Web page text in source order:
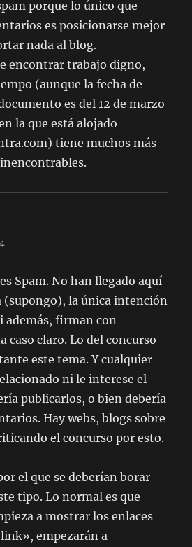
porque lo único que
es posicionarse mejor
nada al blog.
encontrar trabajo digno,
(aunque la fecha de
es del 12 de marzo
la que está alojado
tiene muchos más
Spam. No han llegado aquí
(supongo), la única intención
además, firman con
caso claro. Lo del concurso
este tema. Y cualquier
ni le interese el
publicarlos, o bien debería
Hay webs, blogs sobre
el concurso por esto.
el que se deberían borar
tipo. Lo normal es que
a mostrar los enlaces
empezarán a